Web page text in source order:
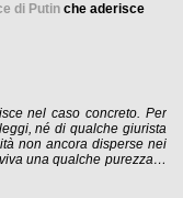
di Putin che aderisce
nel caso concreto. Per
né di qualche giurista
non ancora disperse nei
una qualche purezza…